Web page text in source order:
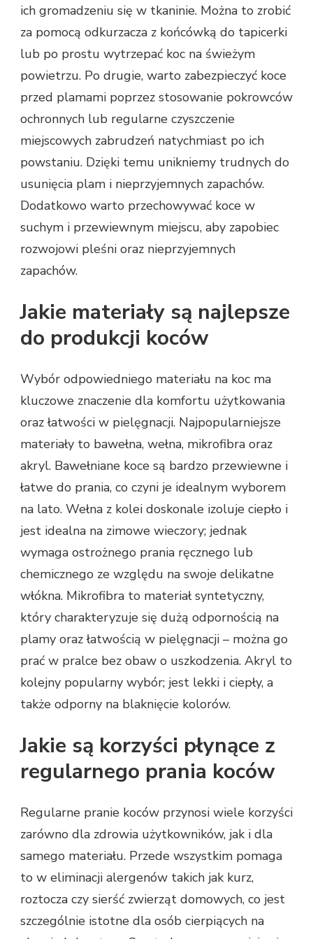
ich gromadzeniu się w tkaninie. Można to zrobić
za pomocą odkurzacza z końcówką do tapicerki
lub po prostu wytrzepać koc na świeżym
powietrzu. Po drugie, warto zabezpieczyć koce
przed plamami poprzez stosowanie pokrowców
ochronnych lub regularne czyszczenie
miejscowych zabrudzeń natychmiast po ich
powstaniu. Dzięki temu unikniemy trudnych do
usunięcia plam i nieprzyjemnych zapachów.
Dodatkowo warto przechowywać koce w
suchym i przewiewnym miejscu, aby zapobiec
rozwojowi pleśni oraz nieprzyjemnych
zapachów.
Jakie materiały są najlepsze
do produkcji koców
Wybór odpowiedniego materiału na koc ma
kluczowe znaczenie dla komfortu użytkowania
oraz łatwości w pielęgnacji. Najpopularniejsze
materiały to bawełna, wełna, mikrofibra oraz
akryl. Bawełniane koce są bardzo przewiewne i
łatwe do prania, co czyni je idealnym wyborem
na lato. Wełna z kolei doskonale izoluje ciepło i
jest idealna na zimowe wieczory; jednak
wymaga ostrożnego prania ręcznego lub
chemicznego ze względu na swoje delikatne
włókna. Mikrofibra to materiał syntetyczny,
który charakteryzuje się dużą odpornością na
plamy oraz łatwością w pielęgnacji – można go
prać w pralce bez obaw o uszkodzenia. Akryl to
kolejny popularny wybór; jest lekki i ciepły, a
także odporny na blaknięcie kolorów.
Jakie są korzyści płynące z
regularnego prania koców
Regularne pranie koców przynosi wiele korzyści
zarówno dla zdrowia użytkowników, jak i dla
samego materiału. Przede wszystkim pomaga
to w eliminacji alergenów takich jak kurz,
roztocza czy sierść zwierząt domowych, co jest
szczególnie istotne dla osób cierpiących na